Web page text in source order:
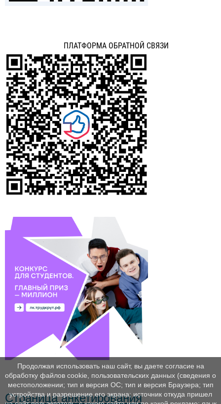
ПЛАТФОРМА ОБРАТНОЙ СВЯЗИ
Страница анкетирования
Продолжая использовать наш сайт, вы даете согласие на
обработку файлов cookie, пользовательских данных (сведения о
местоположении; тип и версия ОС; тип и версия Браузера; тип
устройства и разрешение его экрана; источник откуда пришел